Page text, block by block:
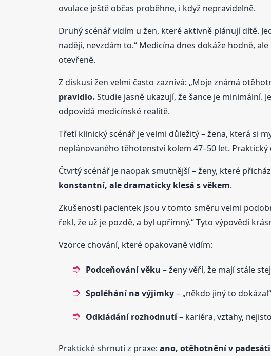
ovulace ještě občas proběhne, i když nepravidelně.
Druhý scénář vidím u žen, které aktivně plánují dítě.
naději, nevzdám to.“ Medicína dnes dokáže hodně, ale
otevřeně.
Z diskusí žen velmi často zaznívá: „Moje známá
pravidlo. Studie jasně ukazují, že šance je minimální.
odpovídá medicínské realitě.
Třetí klinický scénář je velmi důležitý – žena, která si
neplánovaného těhotenství kolem 47–50 let. Praktický
Čtvrtý scénář je naopak smutnější – ženy, které
konstantní, ale dramaticky klesá s věkem.
Zkušenosti pacientek jsou v tomto směru velmi
řekl, že už je pozdě, a byl upřímný.“ Tyto výpovědi
Vzorce chování, které opakovaně vidím:
Podceňování věku – ženy věří, že mají stále
Spoléhání na výjimky– „někdo jiný to dokázal“
Odkládání rozhodnutí– kariéra, vztahy,
Praktické shrnutí z praxe: ano, otěhotnění v